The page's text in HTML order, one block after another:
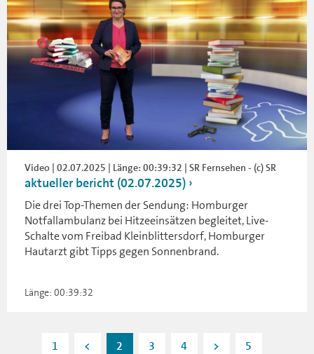
Video | 02.07.2025 | Länge: 00:39:32 | SR Fernsehen - (c) SR
aktueller bericht (02.07.2025)
Die drei Top-Themen der Sendung: Homburger
Notfallambulanz bei Hitzeeinsätzen begleitet, Live-
Schalte vom Freibad Kleinblittersdorf, Homburger
Hautarzt gibt Tipps gegen Sonnenbrand.
Länge: 00:39:32
1 < 2 3 4 > 5